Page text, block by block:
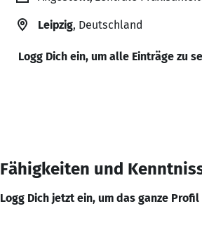
Leipzig, Deutschland
Logg Dich ein, um alle Einträge zu
Fähigkeiten und
Logg Dich jetzt ein, um das ganze Profil